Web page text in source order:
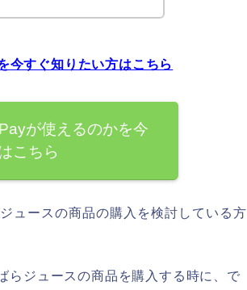
今すぐ知りたい方はこちら
が使えるのかを今
こちら
ュースの商品の購入を検討している方
らジュースの商品を購入する時に、で